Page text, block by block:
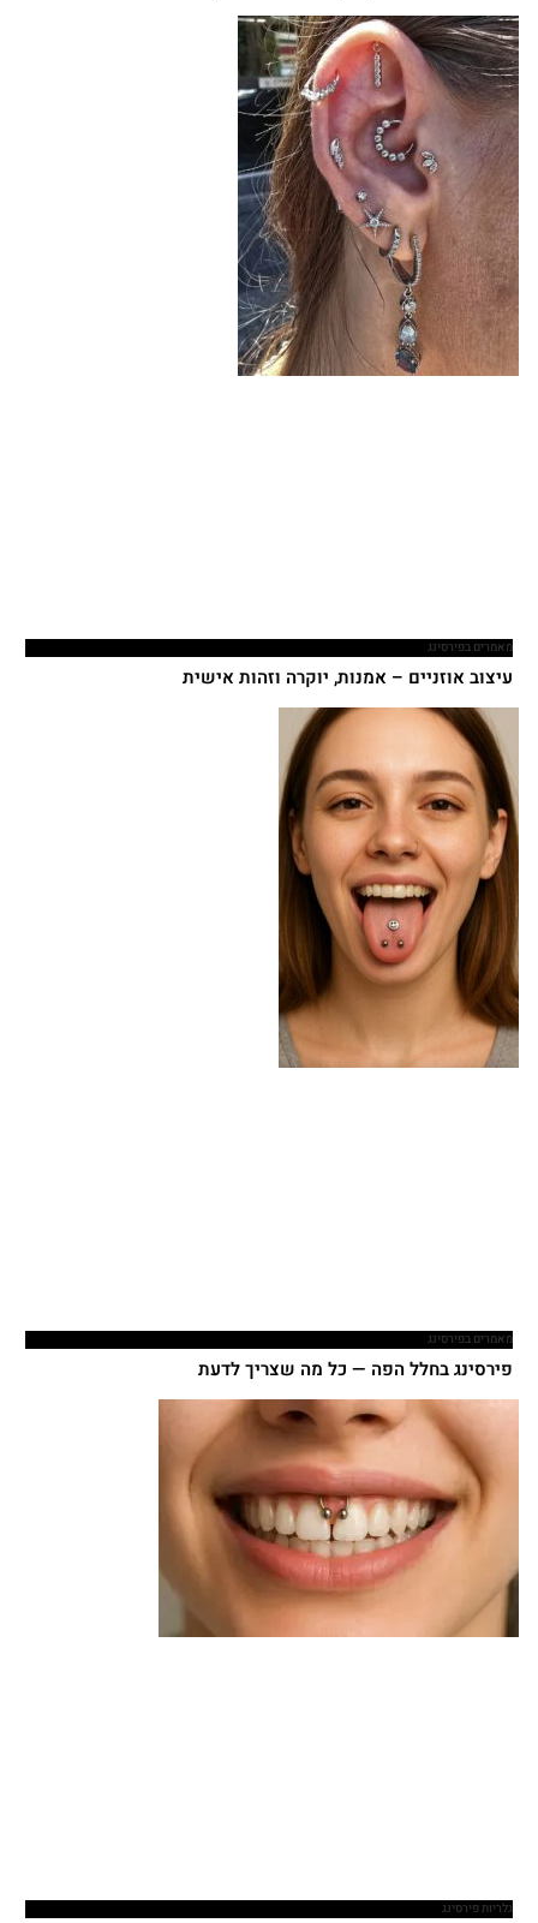
מאמרים בפירסינג
עיצוב אוזניים – אמנות, יוקרה וזהות אישית
מאמרים בפירסינג
פירסינג בחלל הפה — כל מה שצריך לדעת
גלריות פירסינג